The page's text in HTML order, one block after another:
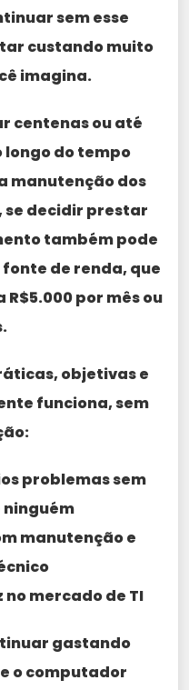
sem esse
custando muito
imagina.
centenas ou até
longo do tempo
manutenção dos
se decidir prestar
também pode
de renda, que
R$5.000 por mês ou
objetivas e
funciona, sem
problemas sem
manutenção e
no mercado de TI
gastando
o computador